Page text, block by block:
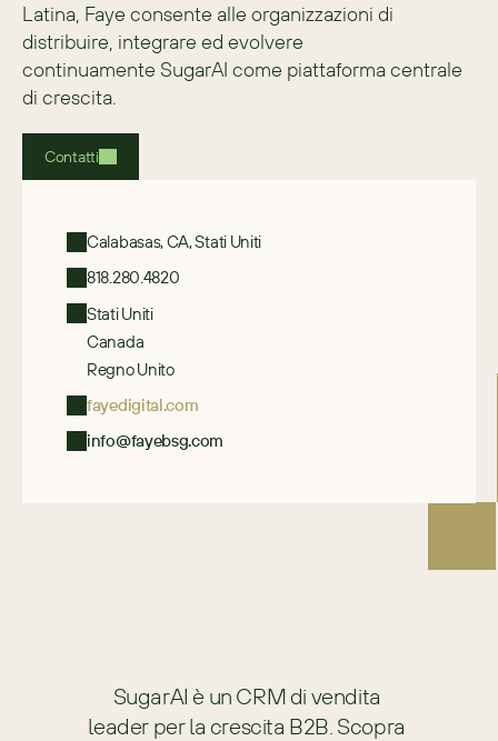
Latina, Faye consente alle organizzazioni di
distribuire, integrare ed evolvere
continuamente SugarAI come piattaforma centrale
di crescita.
Contatti
Calabasas, CA, Stati Uniti
818.280.4820
Stati Uniti
Canada
Regno Unito
fayedigital.com
info@fayebsg.com
SugarAI è un CRM di vendita
leader per la crescita B2B. Scopra